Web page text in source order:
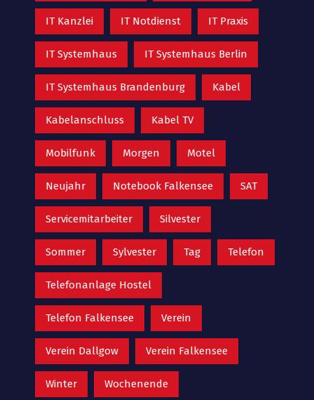
IT Kanzlei IT Notdienst IT Praxis
IT Systemhaus IT Systemhaus Berlin
IT Systemhaus Brandenburg Kabel
Kabelanschluss Kabel TV
Mobilfunk Morgen Motel
Neujahr Notebook Falkensee SAT
Servicemitarbeiter Silvester
Sommer Sylvester Tag Telefon
Telefonanlage Hostel
Telefon Falkensee Verein
Verein Dallgow Verein Falkensee
Winter Wochenende